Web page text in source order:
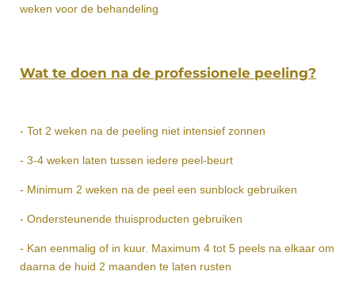
weken voor de behandeling
Wat te doen na de professionele peeling?
- Tot 2 weken na de peeling niet intensief zonnen
- 3-4 weken laten tussen iedere peel-beurt
- Minimum 2 weken na de peel een sunblock gebruiken
- Ondersteunende thuisproducten gebruiken
- Kan eenmalig of in kuur. Maximum 4 tot 5 peels na elkaar om
daarna de huid 2 maanden te laten rusten